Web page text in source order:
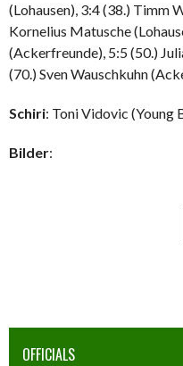
(Lohausen), 3:4 (38.) Timm
Kornelius Matusche
(Ackerfreunde), 5:5 (50.)
(70.) Sven Wauschkuhn
Schiri: Toni Vidovic (Young
Bilder:
OFFICIALS